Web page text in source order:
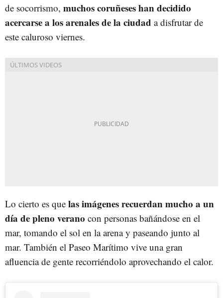
de socorrismo, muchos coruñeses han decidido
acercarse a los arenales de la ciudad a disfrutar de
este caluroso viernes.
Lo cierto es que las imágenes recuerdan mucho a un
día de pleno verano con personas bañándose en el
mar, tomando el sol en la arena y paseando junto al
mar. También el Paseo Marítimo vive una gran
afluencia de gente recorriéndolo aprovechando el calor.